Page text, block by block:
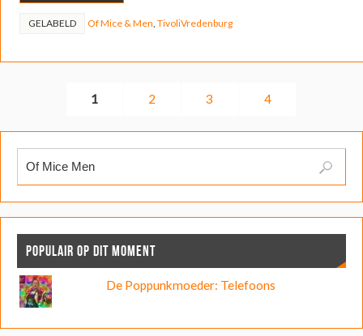
GELABELD Of Mice & Men TivoliVredenburg
1 2 3 4
POPULAIR OP DIT MOMENT
De Poppunkmoeder: Telefoons